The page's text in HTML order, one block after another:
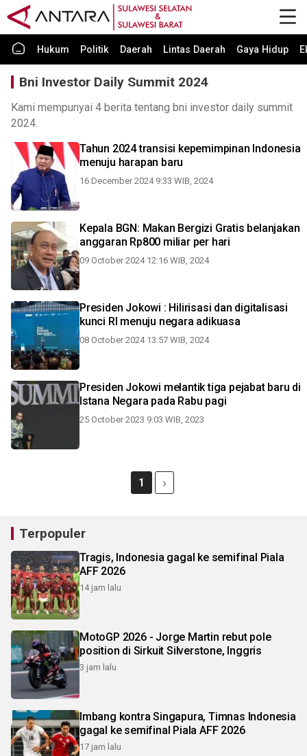
Hukum Politik Daerah Lintas Daerah Gaya Hidup
Bni Investor Daily Summit 2024
Kami mempunyai 4 berita tentang bni investor daily summit
2024.
Tahun 2024 transisi kepemimpinan Indonesia
menuju harapan baru
16 December 2024 9:33 WIB, 2024
Kepala BGN: Makan Bergizi Gratis belanjakan
anggaran Rp800 miliar per hari
09 October 2024 12:16 WIB, 2024
Presiden Jokowi : Hilirisasi dan digitalisasi
kunci RI menuju negara adikuasa
08 October 2024 13:57 WIB, 2024
Presiden Jokowi melantik tiga pejabat baru di
Istana Negara pada Rabu pagi
25 October 2023 9:03 WIB, 2023
1
Terpopuler
Tragis, Indonesia gagal ke semifinal Piala
AFF 2026
14 jam lalu
MotoGP 2026 - Jorge Martin rebut pole
position di Sirkuit Silverstone, Inggris
3 jam lalu
Imbang kontra Singapura, Timnas Indonesia
gagal ke semifinal Piala AFF 2026
17 jam lalu